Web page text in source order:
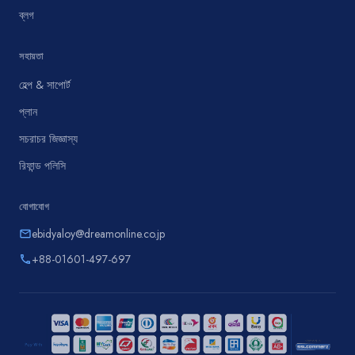
ব্লগ
সহায়তা
হেল্প & সাপোর্ট
প্লান
সচরাচর জিজ্ঞাস্য
রিফান্ড পলিসি
যোগাযোগ
emailebidyaloy@dreamonline.co.jp
phone+88-01601-497-697